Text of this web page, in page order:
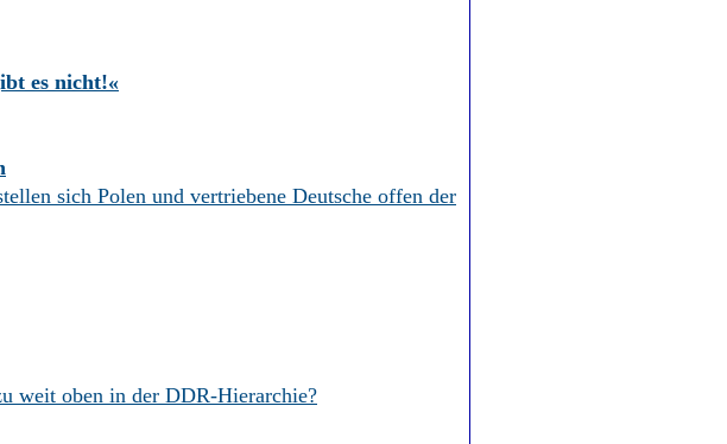
es nicht!«
sich Polen und vertriebene Deutsche offen der
weit oben in der DDR-Hierarchie?